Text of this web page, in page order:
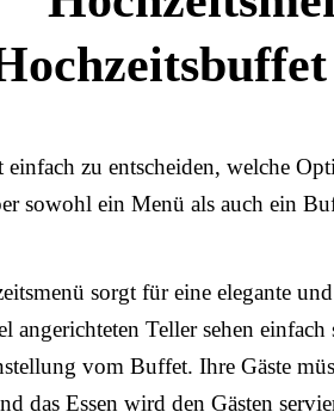
einfach zu entscheiden, welche
sowohl ein Menü als auch ein
sorgt für eine elegante
angerichteten Teller sehen einfach
vom Buffet. Ihre Gäste
das Essen wird den Gästen